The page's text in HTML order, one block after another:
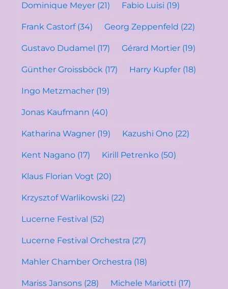
Dominique Meyer (21) Fabio Luisi (19)
Frank Castorf(34) Georg Zeppenfeld (22)
Gustavo Dudamel (17) Gérard Mortier (19)
Günther Groissböck (17) Harry Kupfer (18)
Ingo Metzmacher (19)
Jonas Kaufmann (40)
Katharina Wagner (19) Kazushi Ono (22)
Kent Nagano (17) Kirill Petrenko (50)
Klaus Florian Vogt (20)
Krzysztof Warlikowski (22)
Lucerne Festival (52)
Lucerne Festival Orchestra (27)
Mahler Chamber Orchestra (18)
Mariss Jansons (28) Michele Mariotti (17)